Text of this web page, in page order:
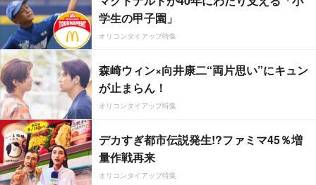
学生の甲子園」
オリコンタイアップ特集
森崎ウィン×向井康二“両片思い”にキュン
が止まらん！
オリコンタイアップ特集
デカすぎ都市伝説発生!?ファミマ45％増
量作戦再来
オリコンタイアップ特集